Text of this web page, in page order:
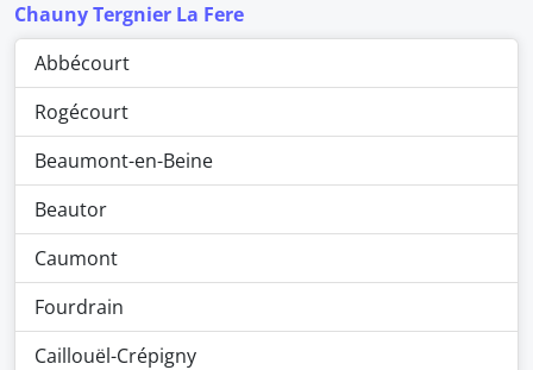
Chauny Tergnier La Fere
Abbécourt
Rogécourt
Beaumont-en-Beine
Beautor
Caumont
Fourdrain
Caillouël-Crépigny